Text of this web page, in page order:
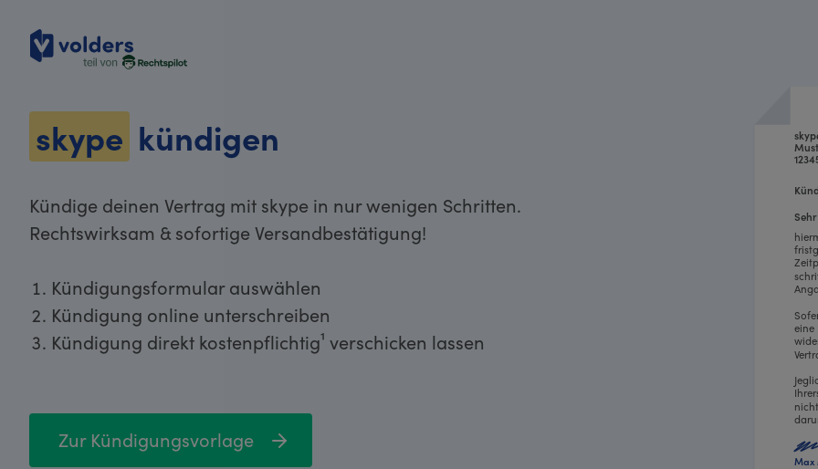
skype kündigen
Kündige deinen Vertrag mit skype in nur wenigen Schritten.
Rechtswirksam & sofortige Versandbestätigung!
Kündigungsformular auswählen
Kündigung online unterschreiben
Kündigung direkt kostenpflichtig¹ verschicken lassen
Zur Kündigungsvorlage
eine
Max